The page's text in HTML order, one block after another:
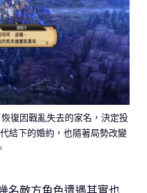
復因戰亂失去的家名，決定投
結下的婚約，也隨著局勢改變
名敵方角色遭遇其實也